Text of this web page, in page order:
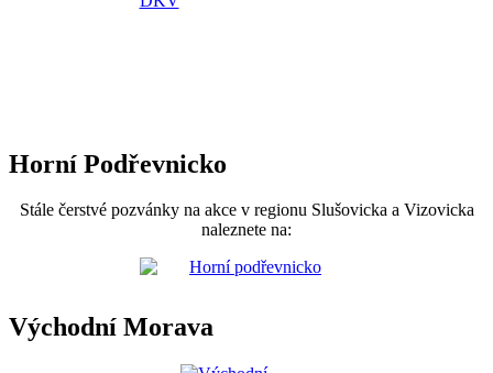
Horní Podřevnicko
Stále čerstvé pozvánky na akce v regionu Slušovicka a Vizovicka
naleznete na:
Východní Morava